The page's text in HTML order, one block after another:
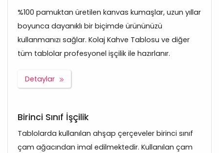
%100 pamuktan üretilen kanvas kumaşlar, uzun yıllar
boyunca dayanıklı bir biçimde ürününüzü
kullanmanızı sağlar. Kolaj Kahve Tablosu ve diğer
tüm tablolar profesyonel işçilik ile hazırlanır.
Detaylar
Birinci Sınıf İşçilik
Tablolarda kullanılan ahşap çerçeveler birinci sınıf
çam ağacından imal edilmektedir. Kullanılan çam